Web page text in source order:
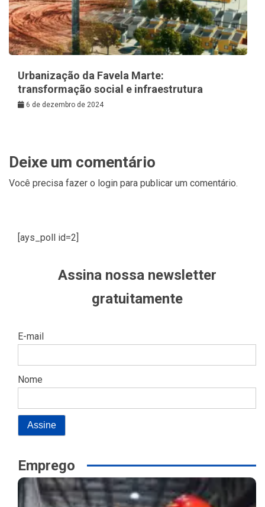
Urbanização da Favela Marte:
transformação social e infraestrutura
6 de dezembro de 2024
Deixe um comentário
Você precisa fazer o login para publicar um comentário.
[ays_poll id=2]
Assina nossa newsletter
gratuitamente
E-mail
Nome
Emprego